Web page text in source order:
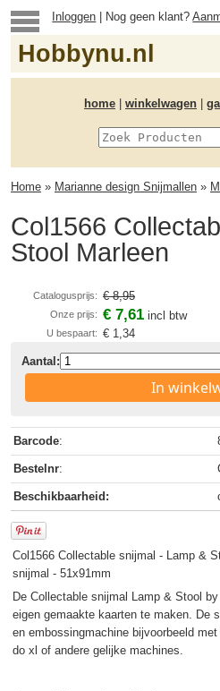
Inloggen | Nog geen klant?
Hobbynu.nl
home winkelwagen
Home » Marianne design Snijmallen »
Col1566
Stool Marleen
Catalogusprijs: € 8,95
Onze prijs: € 7,61 incl btw
U bespaart: € 1,34
Aantal:
In
Barcode:
Bestelnr:
Beschikbaarheid:
Col1566 Collectable snijmal - Lamp &
snijmal - 51x91mm
De Collectable snijmal Lamp & Stool
eigen gemaakte kaarten te maken. De
en embossingmachine bijvoorbeeld
do xl of andere gelijke machines.